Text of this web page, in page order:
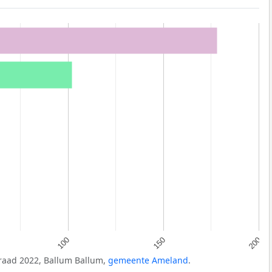
100 150 200
2022, Ballum Ballum, gemeente Ameland.